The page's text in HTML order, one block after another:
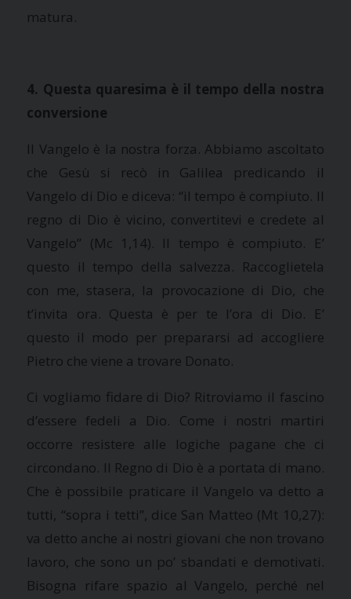
matura.
4. Questa quaresima è il tempo della nostra
conversione
Il Vangelo è la nostra forza. Abbiamo ascoltato
che Gesù si recò in Galilea predicando il
Vangelo di Dio e diceva: “il tempo è compiuto. Il
regno di Dio è vicino, convertitevi e credete al
Vangelo” (Mc 1,14). Il tempo è compiuto. E’
questo il tempo della salvezza. Raccoglietela
con me, stasera, la provocazione di Dio, che
t’invita ora. Questa è per te l’ora di Dio. E’
questo il modo per prepararsi ad accogliere
Pietro che viene a trovare Donato.
Ci vogliamo fidare di Dio? Ritroviamo il fascino
d’essere fedeli a Dio. Come i nostri martiri
occorre resistere alle logiche pagane che ci
circondano. Il Regno di Dio è a portata di mano.
Che è possibile praticare il Vangelo va detto a
tutti, “sopra i tetti”, dice San Matteo (Mt 10,27):
va detto anche ai nostri giovani che non trovano
lavoro, che sono un po’ sbandati e demotivati.
Bisogna rifare spazio al Vangelo, perché nel